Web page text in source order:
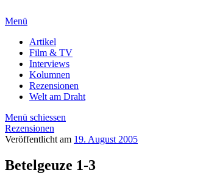
Menü
Artikel
Film & TV
Interviews
Kolumnen
Rezensionen
Welt am Draht
Menü schiessen
Rezensionen
Veröffentlicht am 19. August 2005
Betelgeuze 1-3